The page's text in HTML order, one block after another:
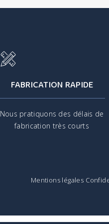
FABRICATION RAPIDE
Nous pratiquons des délais de
fabrication très courts
Mentions légales